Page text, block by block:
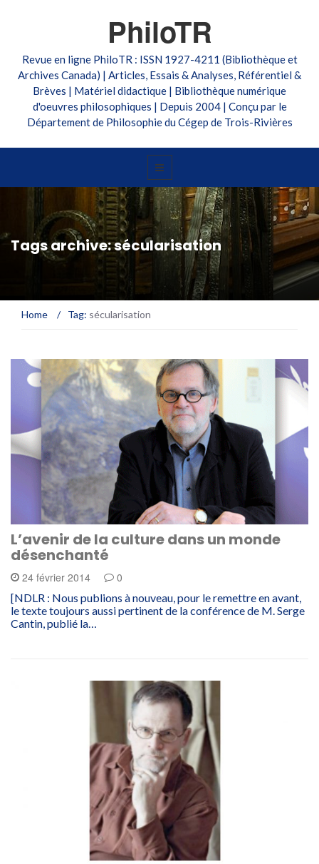
PhiloTR
Revue en ligne PhiloTR : ISSN 1927-4211 (Bibliothèque et
Archives Canada) | Articles, Essais & Analyses, Référentiel &
Brèves | Matériel didactique | Bibliothèque numérique
d'oeuvres philosophiques | Depuis 2004 | Conçu par le
Département de Philosophie du Cégep de Trois-Rivières
Tags archive: sécularisation
Home / Tag: sécularisation
L’avenir de la culture dans un monde
désenchanté
24 février 2014 0
[NDLR : Nous publions à nouveau, pour le remettre en avant,
le texte toujours aussi pertinent de la conférence de M. Serge
Cantin, publié la…